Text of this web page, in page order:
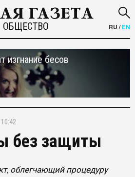
ОБЩЕСТВО RU /EN
изгнание бесов
без защиты
облегчающий процедуру